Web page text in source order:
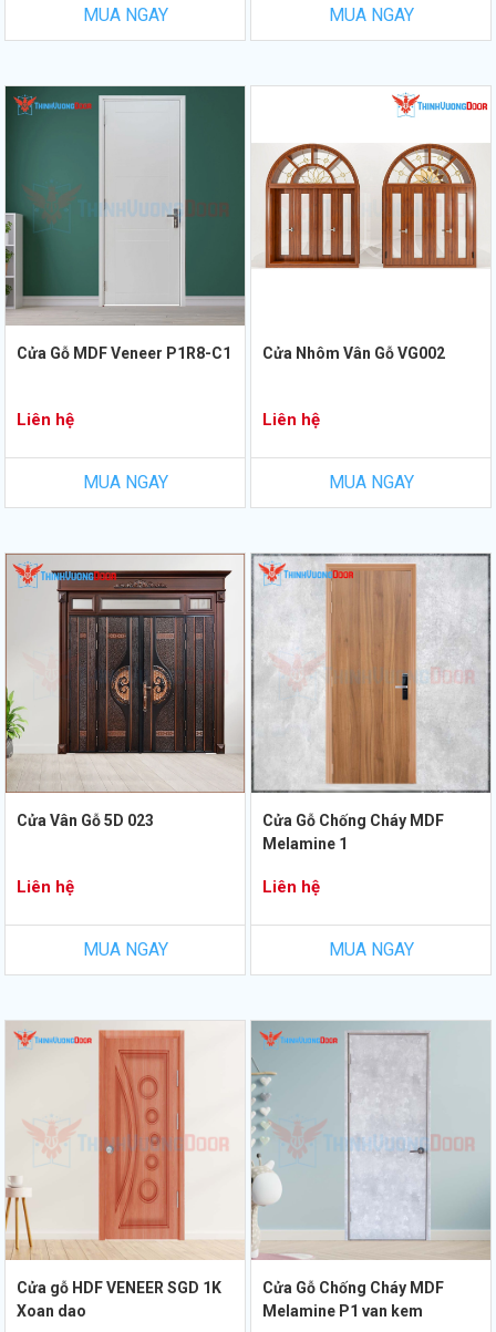
MUA NGAY MUA NGAY
Cửa Gỗ MDF Veneer P1R8-C1
Liên hệ
MUA NGAY
Cửa Nhôm Vân Gỗ VG002
Liên hệ
MUA NGAY
Cửa Vân Gỗ 5D 023
Liên hệ
MUA NGAY
Cửa Gỗ Chống Cháy MDF
Melamine 1
Liên hệ
MUA NGAY
Cửa gỗ HDF VENEER SGD 1K
Xoan dao
Cửa Gỗ Chống Cháy MDF
Melamine P1 van kem